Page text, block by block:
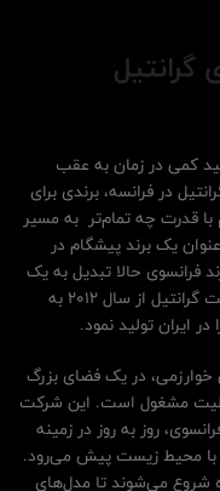
کمی در زمان به عقب
گرانتیل در فرانسه، برندی برای
با قدرت چه تمام‌تر به مسیر
یک برند پیشگام در
فرانسوی حالا تبدیل به یک
قلب تپنده در کشورمان ایران شده است. شرکت گرانتیل از سال 2012 به
در یک فضای بزرگ
مربع، به فعالیت مشغول است. این شرکت
روز به روز در زمینه
با محیط زیست پیش می‌رود.
شروع می‌شوند تا مدل‌های